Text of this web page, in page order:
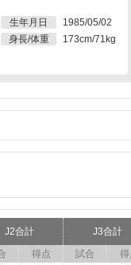
生年月日
1985/05/02
身長/体重
173cm/71kg
J2合計
J3合計
得点 試合
得